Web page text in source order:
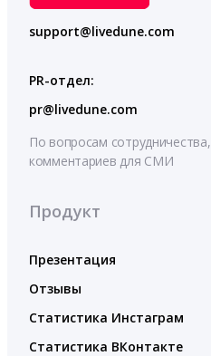
support@livedune.com
PR-отдел:
pr@livedune.com
По вопросам сотрудничества,
комментариев для СМИ
Продукт
Презентация
Отзывы
Статистика Инстаграм
Статистика ВКонтакте